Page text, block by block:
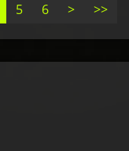
5 6 > >>